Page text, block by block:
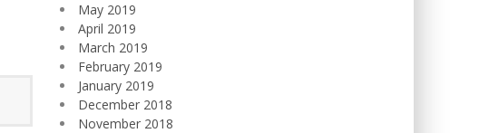
May 2019
April 2019
March 2019
February 2019
January 2019
December 2018
November 2018